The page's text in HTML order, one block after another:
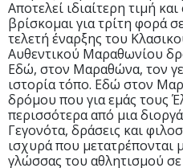
Αποτελεί ιδιαίτερη τιμή
βρίσκομαι για τρίτη φορά
τελετή έναρξης του
Αυθεντικού Μαραθωνίου
Εδώ, στον Μαραθώνα, τον
ιστορία τόπο. Εδώ στον
δρόμου που για εμάς τους
περισσότερα από μια
Γεγονότα, δράσεις και
ισχυρά που μετατρέπονται
γλώσσας του αθλητισμού